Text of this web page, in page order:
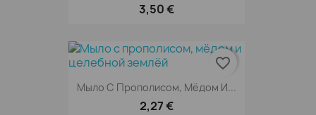
3,50 €
Мыло С Прополисом, Мёдом И...
2,27 €
favorite_border